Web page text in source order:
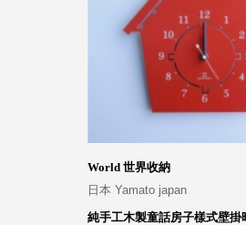
World 世界收納
日本 Yamato japan
純手工木製童話房子樣式壁掛